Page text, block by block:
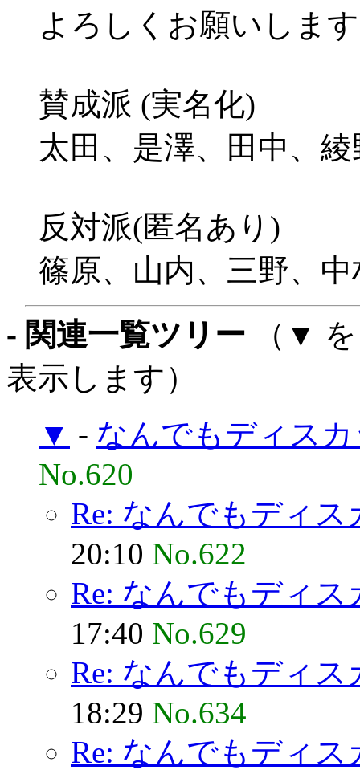
よろしくお願いしま
賛成派 (実名化)
太田、是澤、田中、
反対派(匿名あり)
篠原、山内、三野、
- 関連一覧ツリー （▼
表示します）
▼ - なんでもディス
No.620
Re: なんでもディ
20:10 No.622
Re: なんでもディ
17:40 No.629
Re: なんでもディ
18:29 No.634
Re: なんでもディ